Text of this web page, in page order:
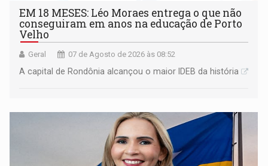
EM 18 MESES: Léo Moraes entrega o que não
conseguiram em anos na educação de Porto
Velho
Geral 07 de Agosto de 2026 às 08:52
A capital de Rondônia alcançou o maior IDEB da história